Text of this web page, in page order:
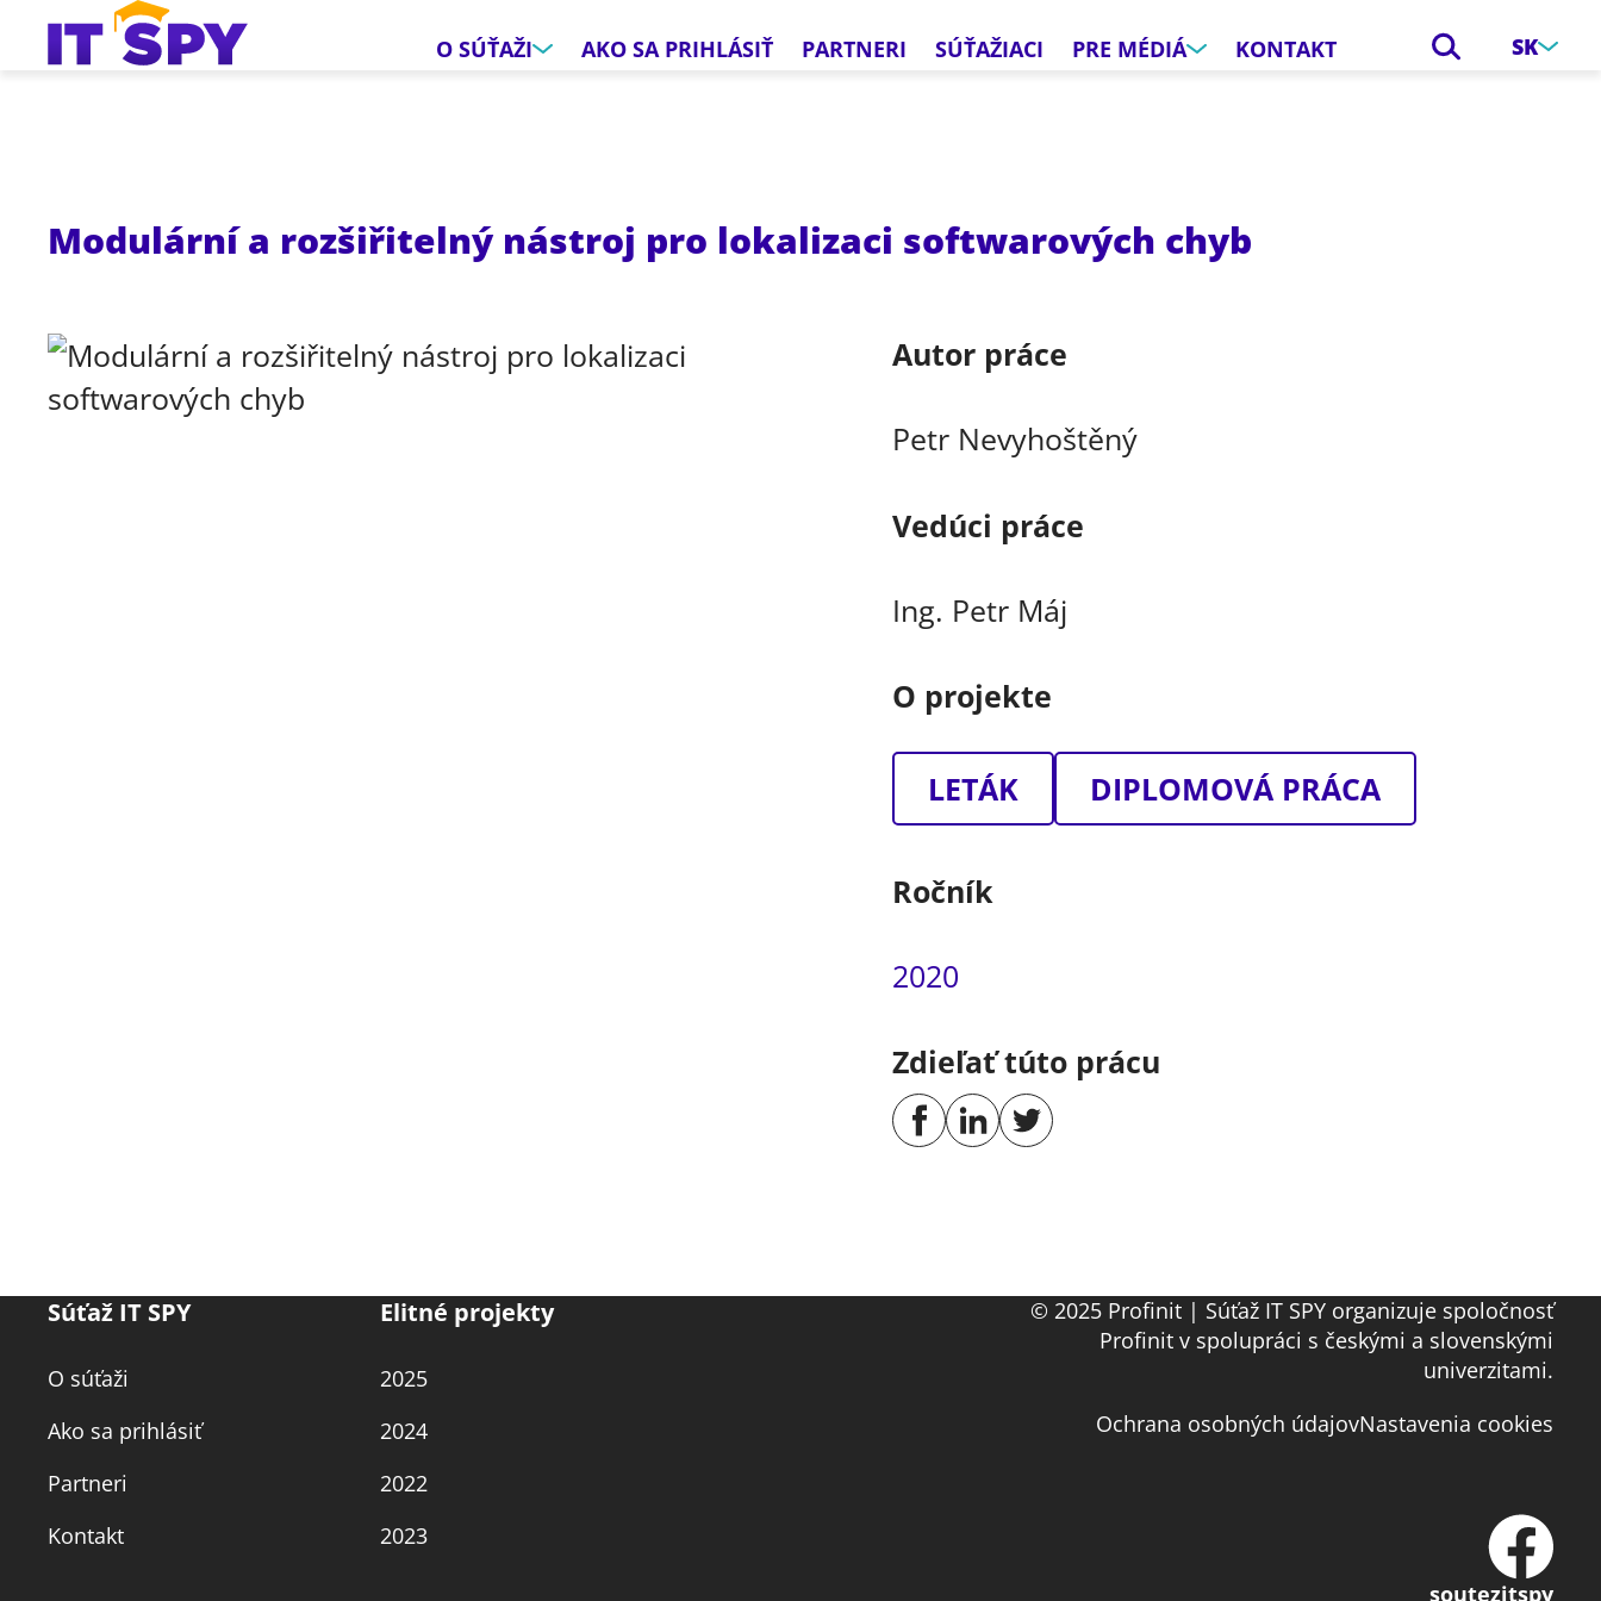
O SÚŤAŽI AKO SA PRIHLÁSIŤ PARTNERI SÚŤAŽIACI PRE MÉDIÁ KONTAKT SK
Modulární a rozšiřitelný nástroj pro lokalizaci softwarových chyb
Autor práce
Petr Nevyhoštěný
Vedúci práce
Ing. Petr Máj
O projekte
LETÁK DIPLOMOVÁ PRÁCA
Ročník
2020
Zdieľať túto prácu
Súťaž IT SPY
O súťaži
Ako sa prihlásiť
Partneri
Kontakt
Elitné projekty
2025
2024
2022
2023
© 2025 Profinit | Súťaž IT SPY organizuje spoločnosť
Profinit v spolupráci s českými a slovenskými
univerzitami.
Ochrana osobných údajovNastavenia cookies
soutezitspy